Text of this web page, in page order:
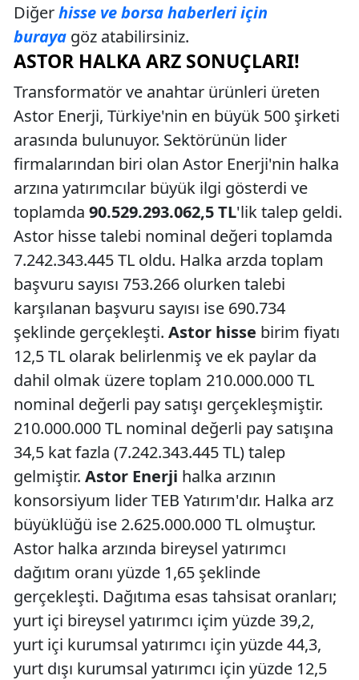
Diğerhisse ve borsa haberleri için
buraya göz atabilirsiniz.
ASTOR HALKA ARZ SONUÇLARI!
Transformatör ve anahtar ürünleri üreten
Astor Enerji, Türkiye'nin en büyük 500 şirketi
arasında bulunuyor. Sektörünün lider
firmalarından biri olan Astor Enerji'nin halka
arzına yatırımcılar büyük ilgi gösterdi ve
toplamda 90.529.293.062,5 TL'lik talep geldi.
Astor hisse talebi nominal değeri toplamda
7.242.343.445 TL oldu. Halka arzda toplam
başvuru sayısı 753.266 olurken talebi
karşılanan başvuru sayısı ise 690.734
şeklinde gerçekleşti. Astor hisse birim fiyatı
12,5 TL olarak belirlenmiş ve ek paylar da
dahil olmak üzere toplam 210.000.000 TL
nominal değerli pay satışı gerçekleşmiştir.
210.000.000 TL nominal değerli pay satışına
34,5 kat fazla (7.242.343.445 TL) talep
gelmiştir. Astor Enerji halka arzının
konsorsiyum lider TEB Yatırım'dır. Halka arz
büyüklüğü ise 2.625.000.000 TL olmuştur.
Astor halka arzında bireysel yatırımcı
dağıtım oranı yüzde 1,65 şeklinde
gerçekleşti. Dağıtıma esas tahsisat oranları;
yurt içi bireysel yatırımcı içim yüzde 39,2,
yurt içi kurumsal yatırımcı için yüzde 44,3,
yurt dışı kurumsal yatırımcı için yüzde 12,5